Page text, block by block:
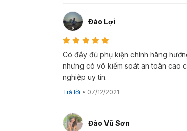
hiệ nay !!Đào Lợi
Có đầy đủ phụ kiện chính hãng
nhưng có võ kiểm soát an toàn cao
nghiệp uy tín.
Trả lời • 07/12/2021
Đào Vũ Sơn